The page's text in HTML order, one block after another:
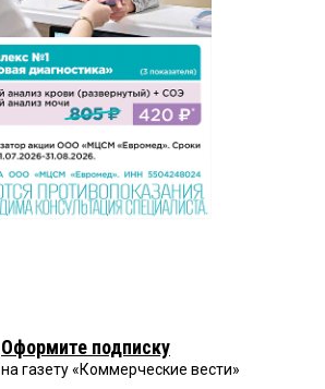
Оформите подписку
на газету «Коммерческие вести»